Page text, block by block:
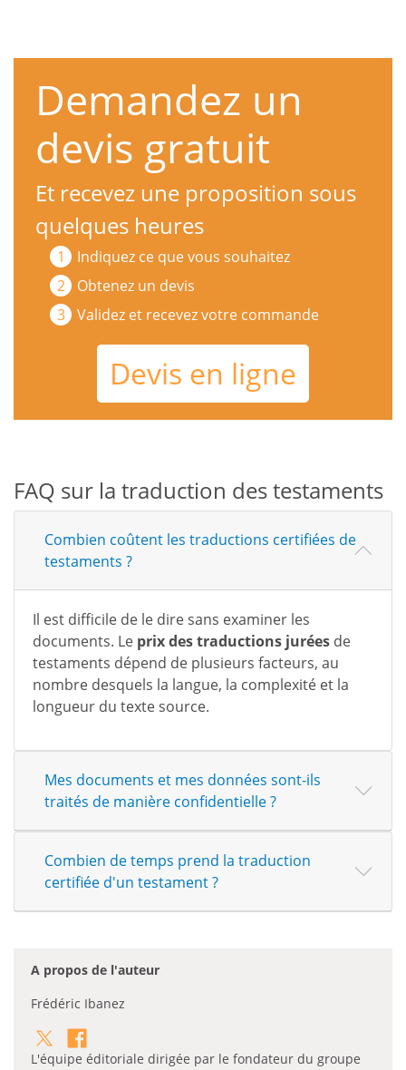
Demandez un
devis gratuit
Et recevez une proposition sous
quelques heures
Indiquez ce que vous souhaitez
Obtenez un devis
Validez et recevez votre commande
Devis en ligne
FAQ sur la traduction des testaments
Combien coûtent les traductions certifiées de
testaments ?
Il est difficile de le dire sans examiner les
documents. Le prix des traductions jurées de
testaments dépend de plusieurs facteurs, au
nombre desquels la langue, la complexité et la
longueur du texte source.
Mes documents et mes données sont-ils
traités de manière confidentielle ?
Combien de temps prend la traduction
certifiée d'un testament ?
A propos de l'auteur
Frédéric Ibanez
L'équipe éditoriale dirigée par le fondateur du groupe